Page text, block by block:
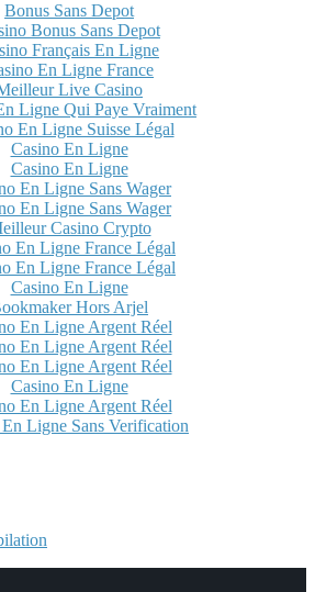
Bonus Sans Depot
Bonus Sans Depot
Français En Ligne
En Ligne France
Live Casino
Ligne Qui Paye Vraiment
En Ligne Suisse Légal
Casino En Ligne
Casino En Ligne
En Ligne Sans Wager
En Ligne Sans Wager
Casino Crypto
En Ligne France Légal
En Ligne France Légal
Casino En Ligne
Hors Arjel
En Ligne Argent Réel
En Ligne Argent Réel
En Ligne Argent Réel
Casino En Ligne
En Ligne Argent Réel
Ligne Sans Verification